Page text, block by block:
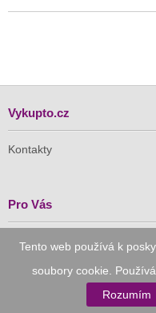
Tento web používá k
soubory cookie.
Rozumím
Vykupto.cz
Kontakty
Pro Vás
Doručení zdarma
Důvěryhodný nákup